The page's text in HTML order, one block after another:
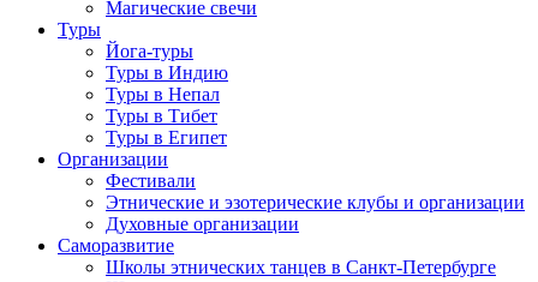
Магические свечи
Туры
Йога-туры
Туры в Индию
Туры в Непал
Туры в Тибет
Туры в Египет
Организации
Фестивали
Этнические и эзотерические клубы и организации
Духовные организации
Саморазвитие
Школы этнических танцев в Санкт-Петербурге